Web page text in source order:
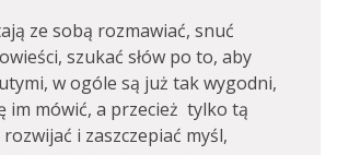
ze sobą rozmawiać, snuć
szukać słów po to, aby
w ogóle są już tak wygodni,
im mówić, a przecież tylko tą
i zaszczepiać myśl,